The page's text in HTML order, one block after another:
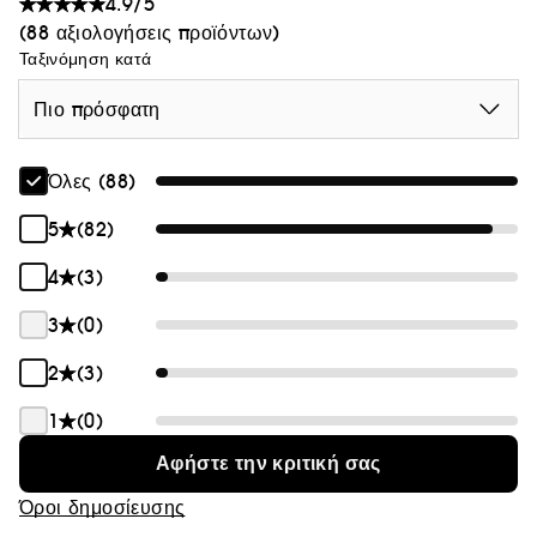
(88 αξιολογήσεις προϊόντων)
Ταξινόμηση κατά
Πιο πρόσφατη
Όλες (88)
5
(82)
4
(3)
3
(0)
2
(3)
1
(0)
Αφήστε την κριτική σας
Όροι δημοσίευσης